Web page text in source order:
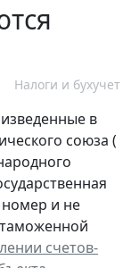
Налоги и бухучет
в
союза (
номер и не
счетов-